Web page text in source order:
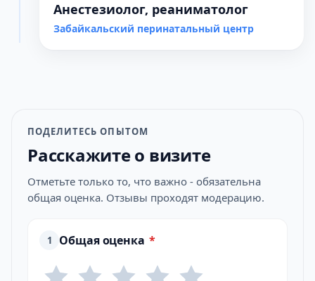
Анестезиолог, реаниматолог
Забайкальский перинатальный центр
ПОДЕЛИТЕСЬ ОПЫТОМ
Расскажите о визите
Отметьте только то, что важно - обязательна
общая оценка. Отзывы проходят модерацию.
1 Общая оценка *